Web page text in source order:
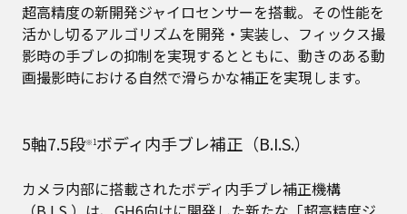
超高精度の新開発ジャイロセンサーを搭載。その性能を
活かし切るアルゴリズムを開発・実装し、フィックス撮
影時の手ブレの抑制を実現するとともに、動きのある動
画撮影時における自然で滑らかな補正を実現します。
5軸7.5段※1ボディ内手ブレ補正（B.I.S.）
カメラ内部に搭載されたボディ内手ブレ補正機構